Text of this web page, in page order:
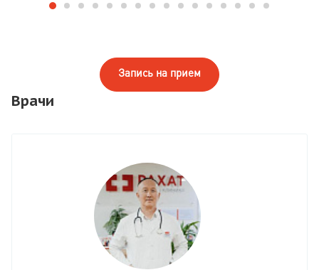
Запись на прием
Врачи